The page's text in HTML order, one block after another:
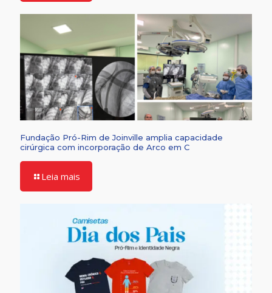
Fundação Pró-Rim de Joinville amplia capacidade
cirúrgica com incorporação de Arco em C
Leia mais